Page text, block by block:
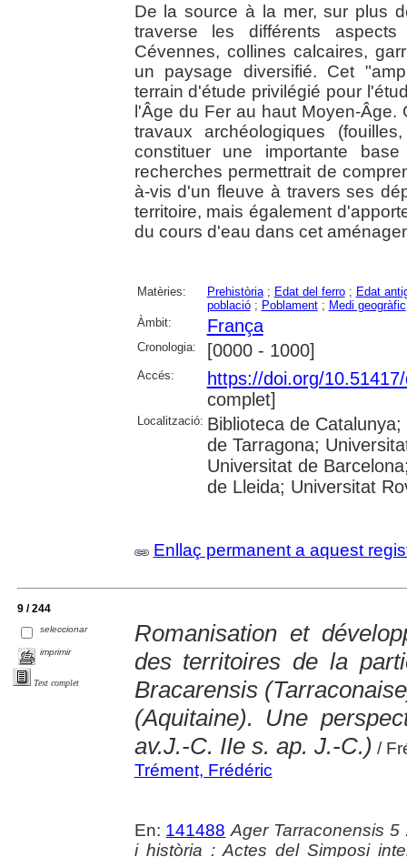
De la source à la mer, sur plus
traverse les différents aspects
Cévennes, collines calcaires,
un paysage diversifié. Cet
terrain d'étude privilégié pour
l'Âge du Fer au haut Moyen-
travaux archéologiques
constituer une importante
recherches permettrait de
à-vis d'un fleuve à travers ses
territoire, mais également
du cours d'eau dans cet
Matèries: Prehistòria; Edat del ferro; Edat
població; Poblament; Medi geogràfic
Àmbit:
França
Cronologia: [0000 - 1000]
Accés:
https://doi.org/
complet]
Localització: Biblioteca de
de Tarragona;
Universitat de
de Lleida; Universitat
Enllaç permanent a aquest
9 / 244
seleccionar
imprimir
Text complet
Romanisation et
des territoires de la
Bracarensis
(Aquitaine). Une
av.J.-C. IIe s. ap. J.-C.) /
Trément, Frédéric
En: 141488 Ager Tarraconensis
i història : Actes del Simposi